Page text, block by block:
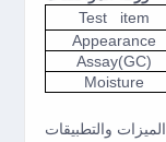
Test item
Appearance
Assay(GC)
Moisture
الميزات والتطبيقات